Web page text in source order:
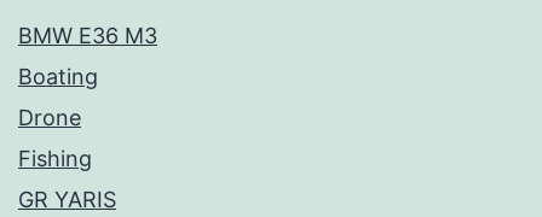
BMW E36 M3
Boating
Drone
Fishing
GR YARIS